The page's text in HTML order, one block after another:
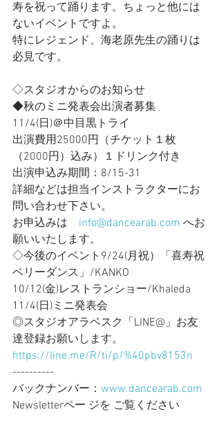
寿を祝って踊ります。ちょっと他には
ないイベントですよ。
特にレジェンド、海老原先生の踊りは
必見です。
◇スタジオからのお知らせ
◆秋のミニ発表会出演者募集
11/4(日)＠中目黒トライ
出演費用25000円（チケット１枚
（2000円）込み）１ドリンク付き
出演申込み期間：8/15-31
詳細などは担当インストラクターにお
問い合わせ下さい。
お申込みは info@dancearab.com へお
願いいたします。
◇今後のイベント9/24(月祝）「喜寿祝
ベリーダンス」/KANKO
10/12(金)レストランショー/Khaleda
11/4(日)ミニ発表会
◎スタジオアラベスク「LINE@」お友
達登録お願いします。
https://line.me/R/ti/p/%40pbv8153n
----------
バックナンバー： www.dancearab.com
Newsletterペー ジを ご覧ください